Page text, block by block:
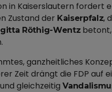
in Kaiserslautern fordert
Zustand der Kaiserpfalz,
Röthig-Wentz
ganzheitliches
Zeit drängt die FDP auf
und gleichzeitig